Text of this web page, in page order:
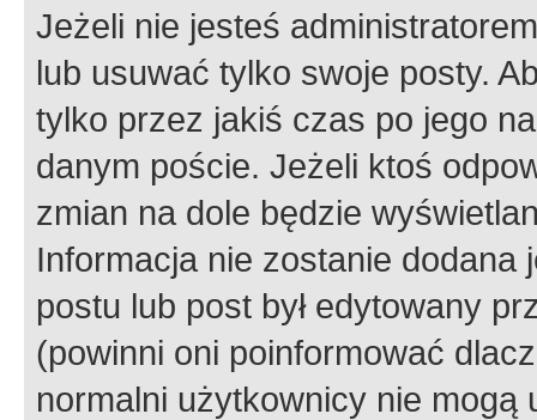
Jeżeli nie jesteś
lub usuwać tylko swoje posty.
tylko przez jakiś czas po jego
danym poście. Jeżeli ktoś
zmian na dole będzie
Informacja nie zostanie dodana
postu lub post był edytowany
(powinni oni poinformować
normalni użytkownicy nie